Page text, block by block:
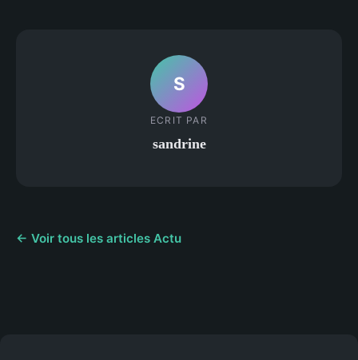
S
ECRIT PAR
sandrine
← Voir tous les articles Actu